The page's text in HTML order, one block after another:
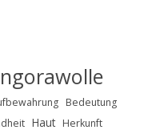
Bedeutung
Haut Herkunft